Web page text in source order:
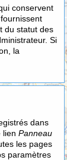
conservent
du statut des
Si
la
dans
lien Panneau
les pages
paramètres